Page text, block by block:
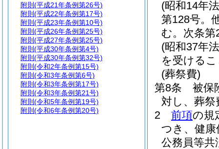
(昭和14年
第128号。
む。次条
(昭和37年
を受ける
(葬祭費)
第8条
被保
対し、葬
2
前項の規
つき、健康
公務員等共
附則 (平成21年条例第26号)
附則 (平成22年条例第17号)
附則 (平成23年条例第10号)
附則 (平成26年条例第25号)
附則 (平成27年条例第25号)
附則 (平成30年条例第4号)
附則 (平成30年条例第32号)
附則 (令和2年条例第15号)
附則 (令和3年条例第6号)
附則 (令和3年条例第17号)
附則 (令和3年条例第21号)
附則 (令和5年条例第19号)
附則 (令和6年条例第20号)